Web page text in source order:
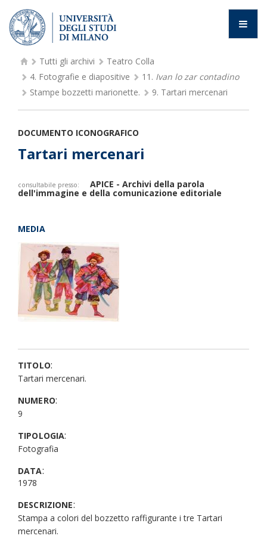
Tutti gli archivi
Teatro Colla
4. Fotografie e diapositive 11. Ivan lo zar contadino
Stampe bozzetti marionette.
9. Tartari mercenari
DOCUMENTO ICONOGRAFICO
Tartari mercenari
consultabile presso: APICE - Archivi della parola
dell'immagine e della comunicazione editoriale
MEDIA
TITOLO:
Tartari mercenari.
NUMERO:
9
TIPOLOGIA:
Fotografia
DATA:
1978
DESCRIZIONE:
Stampa a colori del bozzetto raffigurante i tre Tartari
mercenari.